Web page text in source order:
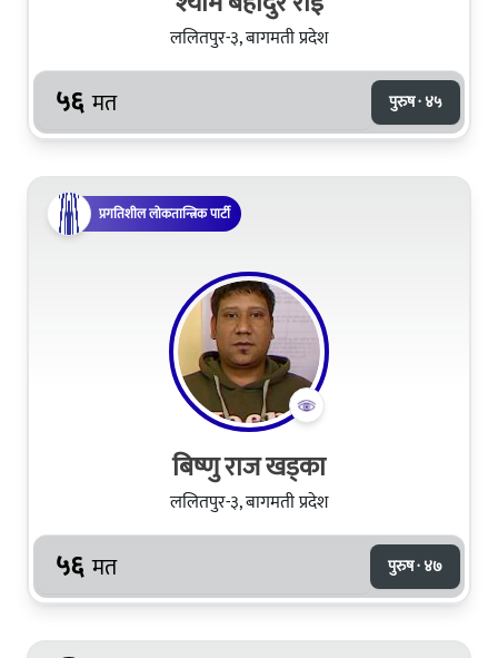
ललितपुर-३, बागमती प्रदेश
५६ मत पुरुष · ४५
प्रगतिशील लोकतान्त्रिक पार्टी
बिष्णु राज खड्का
ललितपुर-३, बागमती प्रदेश
५६ मत पुरुष · ४७